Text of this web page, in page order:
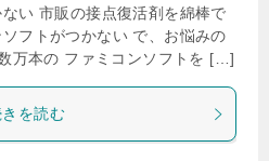
い 市販の接点復活剤を綿棒で
フトがつかない で、お悩みの
万本の ファミコンソフトを […]
を読む